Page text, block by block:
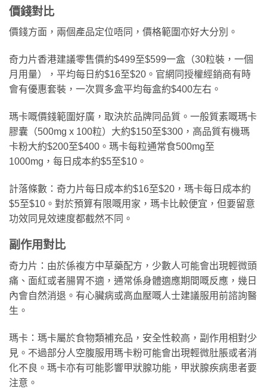
價錢對比
價錢方面，兩個產品定位唔同，價格範圍亦好大分別。
奇力片香港建議零售價約$499至$599一盒（30粒裝，一個
月用量），平均每日約$16至$20。官網同授權經銷商有時
會有優惠套裝，一次買多盒平均每盒約$400左右。
瑪卡嘅價錢範圍好廣，取決於品牌同品質。一般質素嘅瑪卡
膠囊（500mg x 100粒）大約$150至$300，高品質有機瑪
卡粉大約$200至$400。瑪卡每粒通常食500mg至
1000mg，每日成本約$5至$10。
計落條數：奇力片每日成本約$16至$20，瑪卡每日成本約
$5至$10。對於預算有限嘅用家，瑪卡比較便宜，但要留意
功效同見效速度都截然不同。
副作用對比
奇力片：由於係複方中草藥配方，少數人可能會出現輕微頭
痛、面紅或者腸胃不適，通常係身體適應期間嘅反應，幾日
內會自然消退。有心臟病或高血壓嘅人士建議服用前諮詢醫
生。
瑪卡：瑪卡屬於食物類補充品，安全性較高，副作用相對少
見。不過部分人空腹服用瑪卡粉可能會出現輕微肚脹或者消
化不良。瑪卡亦有可能影響甲狀腺功能，甲狀腺疾病患者要
注意。